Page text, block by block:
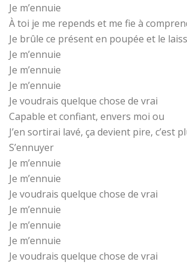
Je m’ennuie
À toi je me repends et me fie à
Je brûle ce présent en poupée et le
Je m’ennuie
Je m’ennuie
Je m’ennuie
Je voudrais quelque chose de vrai
Capable et confiant, envers moi ou
J’en sortirai lavé, ça devient pire, c’est
S’ennuyer
Je m’ennuie
Je m’ennuie
Je voudrais quelque chose de vrai
Je m’ennuie
Je m’ennuie
Je m’ennuie
Je voudrais quelque chose de vrai